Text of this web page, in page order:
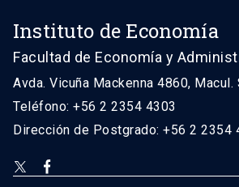
Instituto de Economía
Facultad de Economía y
Avda. Vicuña Mackenna 4860, Macul.
Teléfono: +56 2 2354 4303
Dirección de Postgrado: +56 2 2354